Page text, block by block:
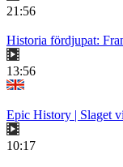
21:56
Historia fördjupat:
13:56
Epic History | Slaget
10:17